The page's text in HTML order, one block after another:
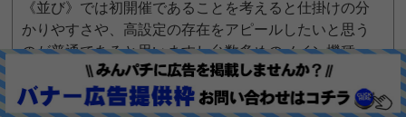
《並び》では初開催であることを考えると仕掛けの分
かりやすさや、高設定の存在をアピールしたいと思う
のが普通であると思いますし台数多めのメイン機種、
特に設置台数TOPのジャグ系は注目すべきでしょう。
他店舗の【初開催】の結果を見ても特に気合が入り見